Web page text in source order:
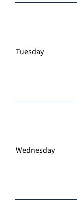
Tuesday
Wednesday